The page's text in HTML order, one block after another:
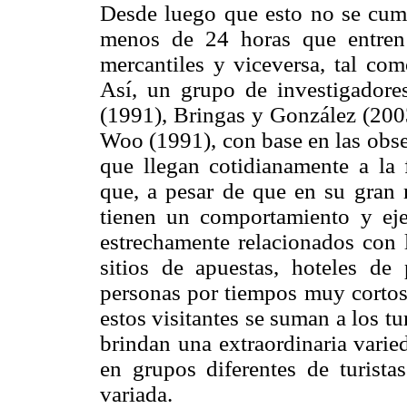
Desde luego que esto no se
menos de 24 horas que
mercantiles y viceversa, tal
Así, un grupo de
(1991), Bringas y González
Woo (1991), con base en las
que llegan cotidianamente a
que, a pesar de que en su gran
tienen un comportamiento y
estrechamente relacionados
sitios de apuestas, hoteles
personas por tiempos muy
estos visitantes se suman a los
brindan una extraordinaria
en grupos diferentes de
variada.